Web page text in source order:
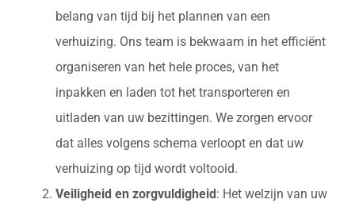
belang van tijd bij het plannen van een
verhuizing. Ons team is bekwaam in het efficiënt
organiseren van het hele proces, van het
inpakken en laden tot het transporteren en
uitladen van uw bezittingen. We zorgen ervoor
dat alles volgens schema verloopt en dat uw
verhuizing op tijd wordt voltooid.
Veiligheid en zorgvuldigheid : Het welzijn van uw